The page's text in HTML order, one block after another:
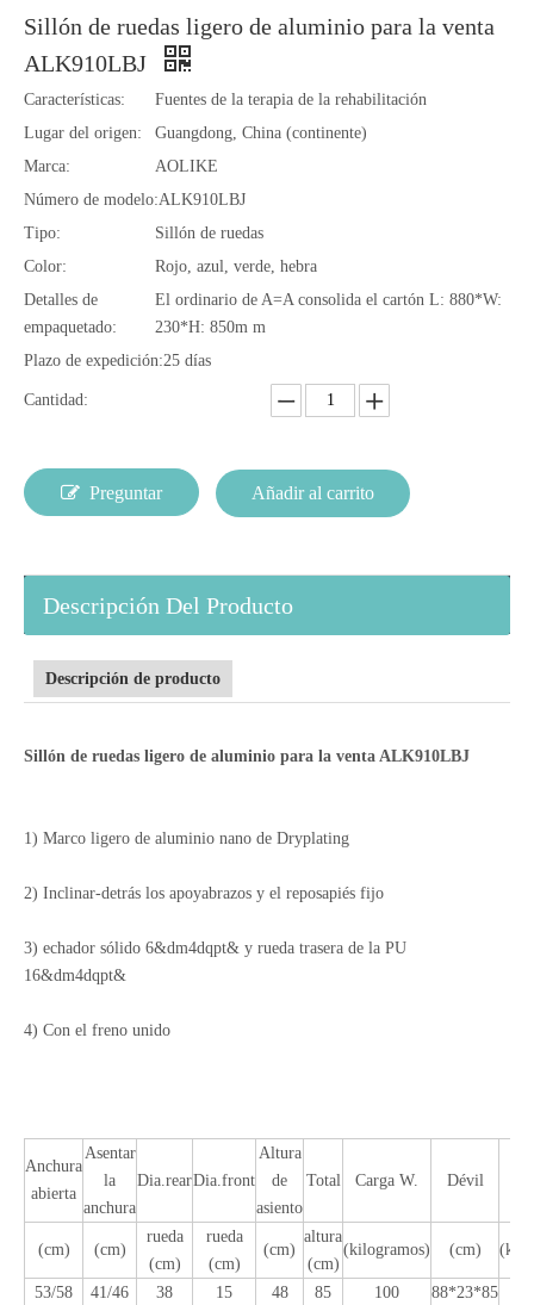
Sillón de ruedas ligero de aluminio para la venta
ALK910LBJ
Características:
Fuentes de la terapia de la rehabilitación
Lugar del origen:
Guangdong, China (continente)
Marca:
AOLIKE
Número de modelo:ALK910LBJ
Tipo:
Sillón de ruedas
Color:
Rojo, azul, verde, hebra
Detalles de
empaquetado:
El ordinario de A=A consolida el cartón L: 880*W:
230*H: 850m m
Plazo de expedición:25 días
Cantidad:
Preguntar Añadir al carrito
Descripción Del Producto
Descripción de producto
Sillón de ruedas ligero de aluminio para la venta ALK910LBJ
1) Marco ligero de aluminio nano de Dryplating
2) Inclinar-detrás los apoyabrazos y el reposapiés fijo
3) echador sólido 6&dm4dqpt& y rueda trasera de la PU
16&dm4dqpt&
4) Con el freno unido
Anchura
abierta
Asentar
la
anchura
Dia.rearDia.front
Altura
de
asiento
Total Carga W. Dévil
(cm) (cm)
rueda
(cm)
rueda
(cm)
(cm)
altura
(cm)
(kilogramos) (cm)
53/58 41/46 38 15 48 85 100 88*23*85